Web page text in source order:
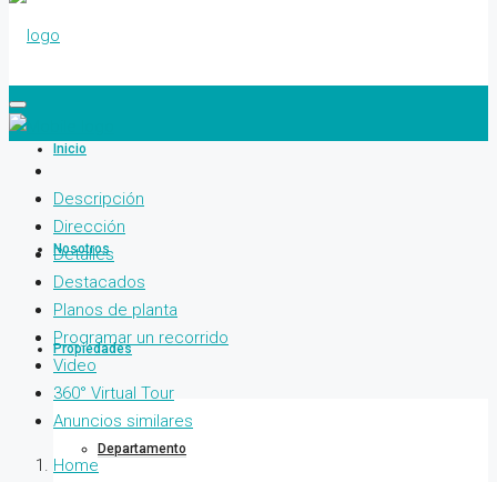
Inicio
Nosotros
Propiedades
Departamento
Descripción
Dirección
Detalles
Destacados
Planos de planta
Programar un recorrido
Video
360° Virtual Tour
Anuncios similares
Home